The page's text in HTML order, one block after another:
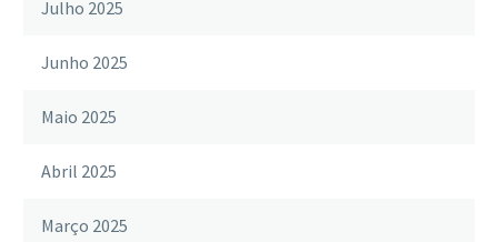
Julho 2025
Junho 2025
Maio 2025
Abril 2025
Março 2025